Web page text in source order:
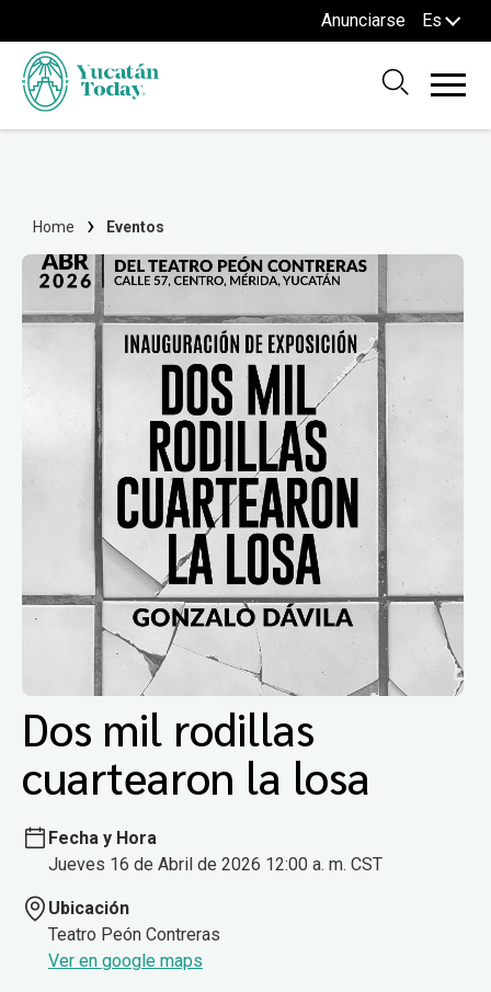
Anunciarse Es
Home Eventos
Dos mil rodillas
cuartearon la losa
Fecha y Hora
Jueves 16 de Abril de 2026 12:00 a. m. CST
Ubicación
Teatro Peón Contreras
Ver en google maps